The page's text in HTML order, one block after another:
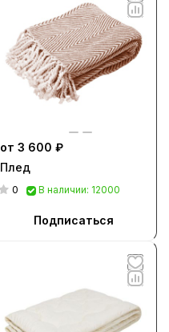
от 3 600 ₽
Плед
0 В наличии: 12000
Подписаться